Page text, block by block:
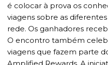
é colocar à prova os
viagens sobre as
rede. Os ganhadores
O encontro também
viagens que fazem parte
Amplified Rewards. A